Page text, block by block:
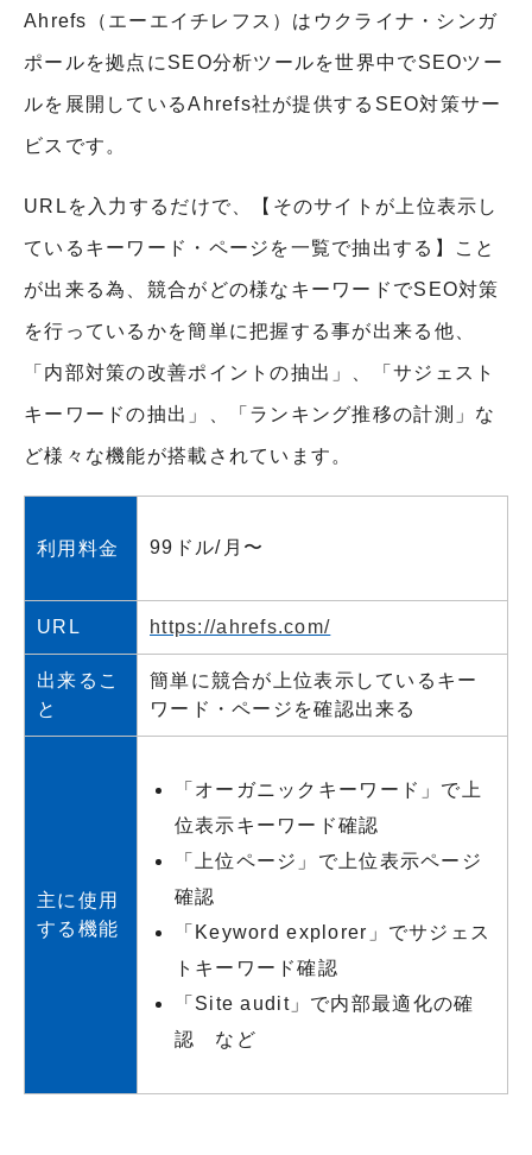
Ahrefs（エーエイチレフス）はウクライナ・シンガ
ポールを拠点にSEO分析ツールを世界中でSEOツー
ルを展開しているAhrefs社が提供するSEO対策サー
ビスです。
URLを入力するだけで、【そのサイトが上位表示し
ているキーワード・ページを一覧で抽出する】こと
が出来る為、競合がどの様なキーワードでSEO対策
を行っているかを簡単に把握する事が出来る他、
「内部対策の改善ポイントの抽出」、「サジェスト
キーワードの抽出」、「ランキング推移の計測」な
ど様々な機能が搭載されています。
利用料金 99ドル/月〜
URL https://ahrefs.com/
出来るこ
と
簡単に競合が上位表示しているキー
ワード・ページを確認出来る
主に使用
する機能
「オーガニックキーワード」で上
位表示キーワード確認
「上位ページ」で上位表示ページ
確認
「Keyword explorer」でサジェス
トキーワード確認
「Site audit」で内部最適化の確
認 など